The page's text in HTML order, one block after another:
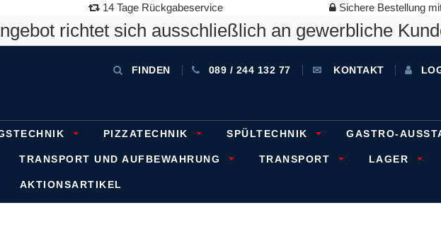
14 Tage Rückgabeservice Sichere Bestellung
richtet sich ausschließlich an gewerbliche
FINDEN 089 / 244 132 77 KONTAKT
PIZZATECHNIK SPÜLTECHNIK GASTRO-
TRANSPORT UND AUFBEWAHRUNG TRANSPORT LAGER
AKTIONSARTIKEL